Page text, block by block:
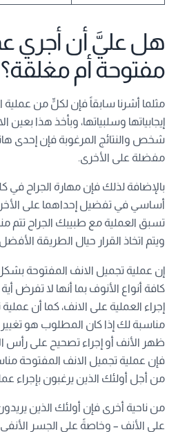
هل عليَّ أن أجري
مفتوحة أم مغلقة؟
مثلما أشرنا سابقاً فإن لكلٍّ من عملية
إيجابياتها وسلبياتها، وبأخذ هذا بعين
شخص والنتائج المرغوبة فإن إحدى
مفضلة على الأخرى.
بالإضافة لذلك فإن مهارة الجراح في
أساسي في تفضيل إحداهما على
تسبق العملية مع طبيبك الجراح تتم
ويتم اتخاذ القرار حيال الطريقة
إن عملية تجميل الانف المفتوحة
كافة أنواع الأنوف بما أنها لا تفرض
إجراء العملية على الانف، كما أن
مناسبة لك إذا كان المطلوب هو
ظهر الأنف أو إجراء تصحيح على رأس
فإن عملية تجميل الانف المفتوحة
من أجل أولئك الذين يرغبون بإجراء
من ناحية أخرى فإن أولئك الذين
على الأنف – وخاصةً على الجسر